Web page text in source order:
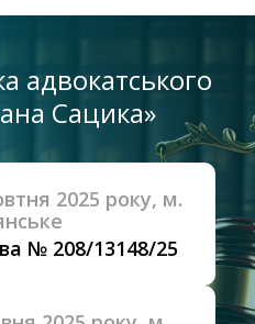
адвокатського
Сацика»
2025 року, м.
№ 208/13148/25